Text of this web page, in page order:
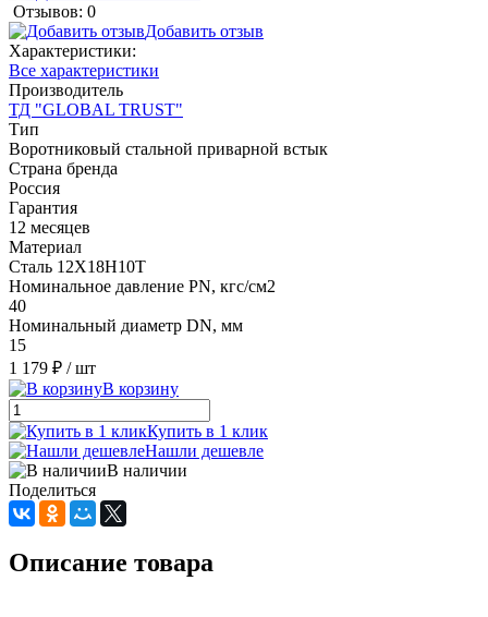
Отзывов: 0
Добавить отзыв
Характеристики:
Все характеристики
Производитель
ТД "GLOBAL TRUST"
Тип
Воротниковый стальной приварной встык
Страна бренда
Россия
Гарантия
12 месяцев
Материал
Сталь 12Х18Н10Т
Номинальное давление PN, кгс/см2
40
Номинальный диаметр DN, мм
15
1 179 ₽ / шт
В корзину
Купить в 1 клик
Нашли дешевле
В наличии
Поделиться
Описание товара